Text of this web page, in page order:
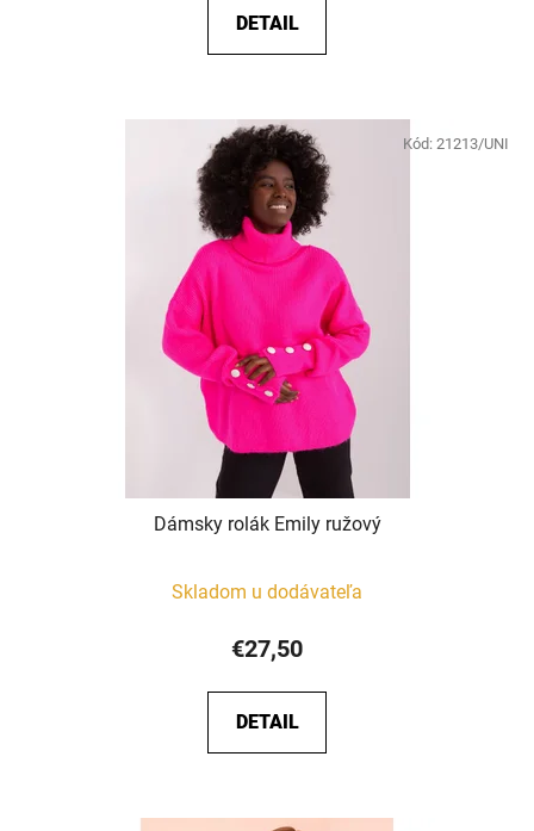
DETAIL
Dámsky rolák Emily ružový
Skladom u dodávateľa
€27,50
DETAIL
Kód: 21213/UNI